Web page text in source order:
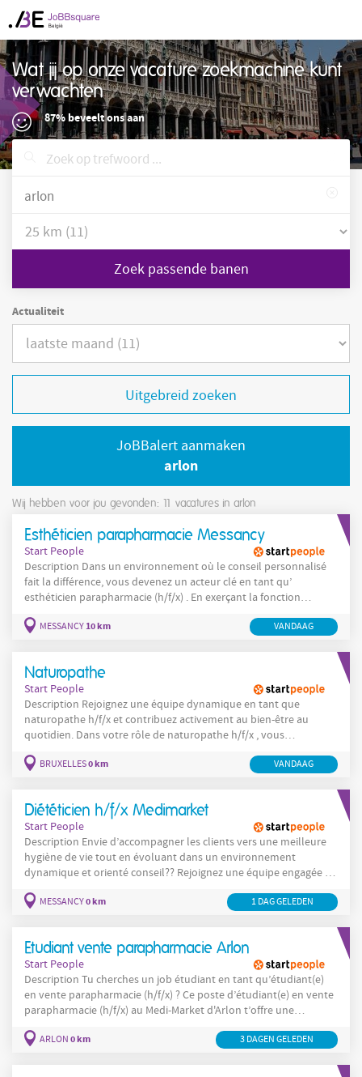
Wat jij op onze vacature zoekmachine kunt
verwachten
87% beveelt ons aan
Zoek passende banen
Actualiteit
Uitgebreid zoeken
JoBBalert aanmaken
arlon
Wij hebben voor jou gevonden: 11 vacatures in arlon
Esthéticien parapharmacie Messancy
Start People
Description Dans un environnement où le conseil personnalisé
fait la différence, vous devenez un acteur clé en tant qu’
esthéticien parapharmacie (h/f/x) . En exerçant la fonction
vers les meilleurs choix grâce à votre expertise et votre sens du
MESSANCY10 km VANDAAG
Naturopathe
Start People
Description Rejoignez une équipe dynamique en tant que
naturopathe h/f/x et contribuez activement au bien-être au
quotidien. Dans votre rôle de naturopathe h/f/x , vous
Vous accueillez les clients et analysez leurs besoins Vous
BRUXELLES0 km VANDAAG
Diététicien h/f/x Medimarket
Start People
Description Envie d’accompagner les clients vers une meilleure
hygiène de vie tout en évoluant dans un environnement
dynamique et orienté conseil?? Rejoignez une équipe engagée en
au quotidien. Dans votre rôle de Diététicien h/f/x , vous êtes un
MESSANCY0 km 1 DAG GELEDEN
Etudiant vente parapharmacie Arlon
Start People
Description Tu cherches un job étudiant en tant qu’étudiant(e)
en vente parapharmacie (h/f/x) ? Ce poste d’étudiant(e) en vente
parapharmacie (h/f/x) au Medi-Market d'Arlon t’offre une
développe tes compétences en conseil client. Envie de travailler
ARLON 0 km 3 DAGEN GELEDEN